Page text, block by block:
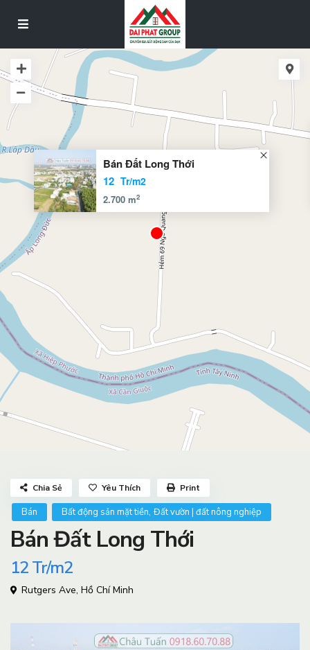
Bán Đất Long Thới
12 Tr/m2
2.700 m2
Bán Bất động sản mặt tiền, Đất vườn | đất nông nghiệp
Bán Đất Long Thới
12Tr/m2
Rutgers Ave, Hồ Chí Minh
Chia Sẻ Yêu Thích Print